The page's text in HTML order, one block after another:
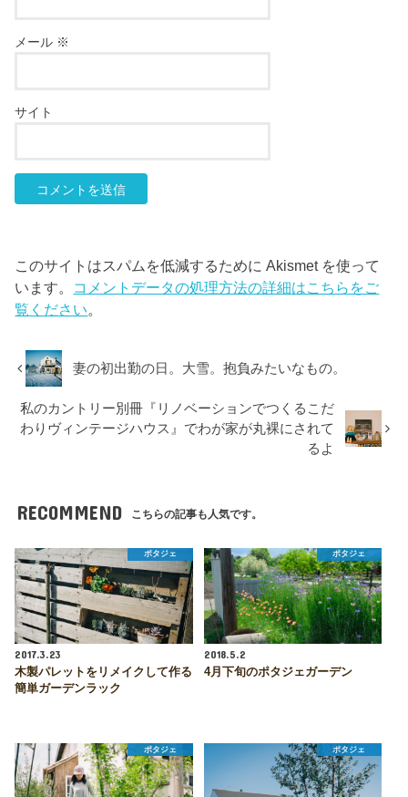
メール ※
サイト
このサイトはスパムを低減するために Akismet を使って
います。 コメントデータの処理方法の詳細はこちらをご
覧ください。
妻の初出勤の日。大雪。抱負みたいなもの。
私のカントリー別冊『リノベーションでつくるこだ
わりヴィンテージハウス』でわが家が丸裸にされて
るよ
RECOMMEND こちらの記事も人気です。
ポタジェ
2017.3.23
木製パレットをリメイクして作る
簡単ガーデンラック
ポタジェ
2018.5.2
4月下旬のポタジェガーデン
ポタジェ ポタジェ